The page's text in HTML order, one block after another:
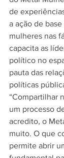
de
a ação de
mulheres nas
capacita as
político no
pauta das
políticas
“Compartilhar
um processo
acredito, o
muito. O que
permite abrir